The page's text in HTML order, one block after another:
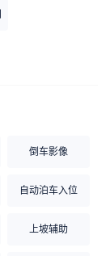
倒车影像
自动泊车入位
上坡辅助